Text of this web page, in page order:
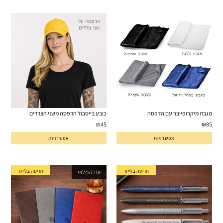
מגבת מיקרופייבר עם הדפסה
₪85
אפשרויות
כובע בייסבול הדפסה משני הצדדים
₪45
אפשרויות
חריטה בלייזר חריטה בלייזר אזל המלאי